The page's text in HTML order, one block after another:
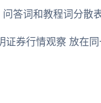
答词和教程词分散表
证券行情观察 放在